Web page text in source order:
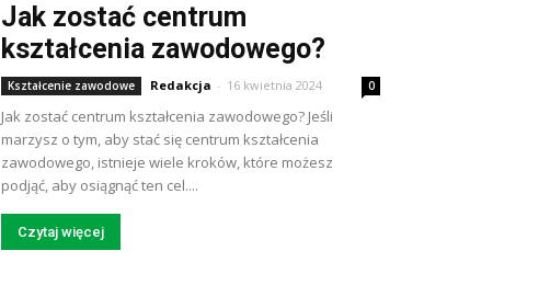
Jak zostać centrum
kształcenia zawodowego?
Kształcenie zawodowe Redakcja - 16 kwietnia 2024 0
Jak zostać centrum kształcenia zawodowego? Jeśli
marzysz o tym, aby stać się centrum kształcenia
zawodowego, istnieje wiele kroków, które możesz
podjąć, aby osiągnąć ten cel....
Czytaj więcej